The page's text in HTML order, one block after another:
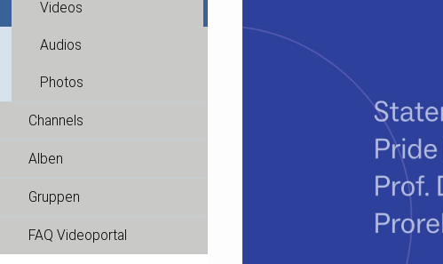
Videos
Audios
Photos
Channels
Alben
Gruppen
FAQ Videoportal